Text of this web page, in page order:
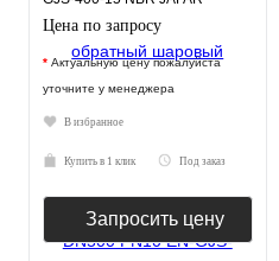
Цена по запросу
* Актуальную цену пожалуйста
уточните у менеджера
В избранное
Купить в 1 клик Под заказ
Запросить цену